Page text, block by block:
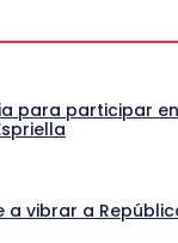
para participar
a vibrar a